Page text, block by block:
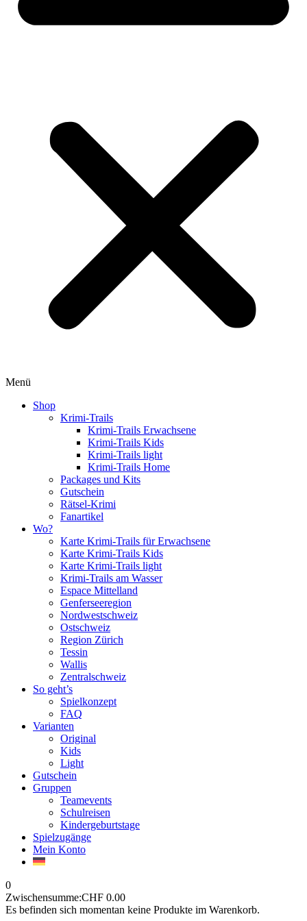
Menü
Shop
Krimi-Trails
Krimi-Trails Erwachsene
Krimi-Trails Kids
Krimi-Trails light
Krimi-Trails Home
Packages und Kits
Gutschein
Rätsel-Krimi
Fanartikel
Wo?
Karte Krimi-Trails für Erwachsene
Karte Krimi-Trails Kids
Karte Krimi-Trails light
Krimi-Trails am Wasser
Espace Mittelland
Genferseeregion
Nordwestschweiz
Ostschweiz
Region Zürich
Tessin
Wallis
Zentralschweiz
So geht’s
Spielkonzept
FAQ
Varianten
Original
Kids
Light
Gutschein
Gruppen
Teamevents
Schulreisen
Kindergeburtstage
Spielzugänge
Mein Konto
0
Zwischensumme:CHF 0.00
Es befinden sich momentan keine Produkte im Warenkorb.